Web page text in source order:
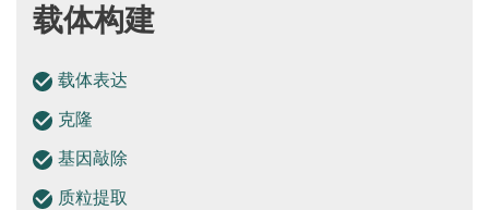
载体构建
载体表达
克隆
基因敲除
质粒提取